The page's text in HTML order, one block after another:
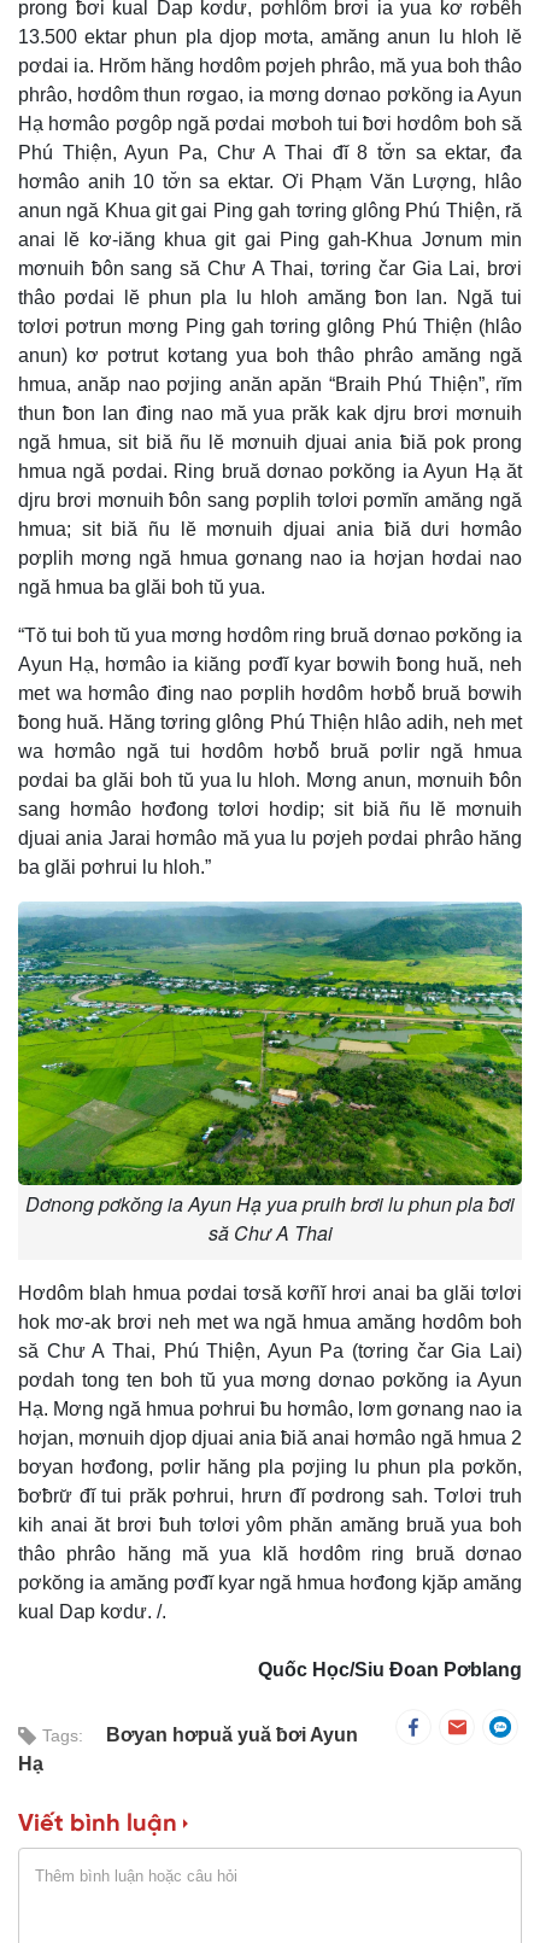
prong ƀơi kual Dap kơdư, pơhlôm brơi ia yua kơ rơbêh
13.500 ektar phun pla djop mơta, amăng anun lu hloh lĕ
pơdai ia. Hrŏm hăng hơdôm pơjeh phrâo, mă yua boh thâo
phrâo, hơdôm thun rơgao, ia mơng dơnao pơkŏng ia Ayun
Hạ hơmâo pơgôp ngă pơdai mơboh tui ƀơi hơdôm boh să
Phú Thiện, Ayun Pa, Chư A Thai đĭ 8 tơ̆n sa ektar, đa
hơmâo anih 10 tơ̆n sa ektar. Ơi Phạm Văn Lượng, hlâo
anun ngă Khua git gai Ping gah tơring glông Phú Thiện, ră
anai lĕ kơ-iăng khua git gai Ping gah-Khua Jơnum min
mơnuih ƀôn sang să Chư A Thai, tơring čar Gia Lai, brơi
thâo pơdai lĕ phun pla lu hloh amăng ƀon lan. Ngă tui
tơlơi pơtrun mơng Ping gah tơring glông Phú Thiện (hlâo
anun) kơ pơtrut kơtang yua boh thâo phrâo amăng ngă
hmua, anăp nao pơjing anăn apăn “Braih Phú Thiện”, rĭm
thun ƀon lan đing nao mă yua prăk kak djru brơi mơnuih
ngă hmua, sit biă ñu lĕ mơnuih djuai ania ƀiă pok prong
hmua ngă pơdai. Ring bruă dơnao pơkŏng ia Ayun Hạ ăt
djru brơi mơnuih ƀôn sang pơplih tơlơi pơmĭn amăng ngă
hmua; sit biă ñu lĕ mơnuih djuai ania ƀiă dưi hơmâo
pơplih mơng ngă hmua gơnang nao ia hơjan hơdai nao
ngă hmua ba glăi boh tŭ yua.
“Tŏ tui boh tŭ yua mơng hơdôm ring bruă dơnao pơkŏng ia
Ayun Hạ, hơmâo ia kiăng pơđĭ kyar bơwih ƀong huă, neh
met wa hơmâo đing nao pơplih hơdôm hơbô̆ bruă bơwih
ƀong huă. Hăng tơring glông Phú Thiện hlâo adih, neh met
wa hơmâo ngă tui hơdôm hơbô̆ bruă pơlir ngă hmua
pơdai ba glăi boh tŭ yua lu hloh. Mơng anun, mơnuih ƀôn
sang hơmâo hơđong tơlơi hơdip; sit biă ñu lĕ mơnuih
djuai ania Jarai hơmâo mă yua lu pơjeh pơdai phrâo hăng
ba glăi pơhrui lu hloh.”
Dơnong pơkŏng ia Ayun Hạ yua pruih brơi lu phun pla ƀơi
să Chư A Thai
Hơdôm blah hmua pơdai tơsă kơñĭ hrơi anai ba glăi tơlơi
hok mơ-ak brơi neh met wa ngă hmua amăng hơdôm boh
să Chư A Thai, Phú Thiện, Ayun Pa (tơring čar Gia Lai)
pơdah tong ten boh tŭ yua mơng dơnao pơkŏng ia Ayun
Hạ. Mơng ngă hmua pơhrui ƀu hơmâo, lơm gơnang nao ia
hơjan, mơnuih djop djuai ania ƀiă anai hơmâo ngă hmua 2
bơyan hơđong, pơlir hăng pla pơjing lu phun pla pơkŏn,
ƀơƀrư̆ đĭ tui prăk pơhrui, hrưn đĭ pơdrong sah. Tơlơi truh
kih anai ăt brơi ƀuh tơlơi yôm phăn amăng bruă yua boh
thâo phrâo hăng mă yua klă hơdôm ring bruă dơnao
pơkŏng ia amăng pơđĭ kyar ngă hmua hơđong kjăp amăng
kual Dap kơdư. /.
Quốc Học/Siu Đoan Pơblang
Tags:
Bơyan hơpuă yuă ƀơi Ayun
Hạ
Viết bình luận